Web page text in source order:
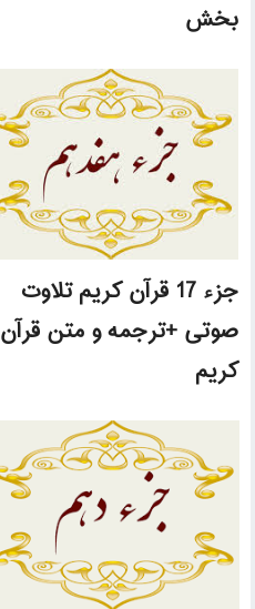
بخش
جزء 17 قرآن کریم تلاوت
صوتی +ترجمه و متن قرآن
کریم